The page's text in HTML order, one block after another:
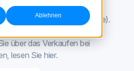
Ablehnen
alle (oder zumindest fast alle).
über das Verkaufen bei
lesen Sie hier.